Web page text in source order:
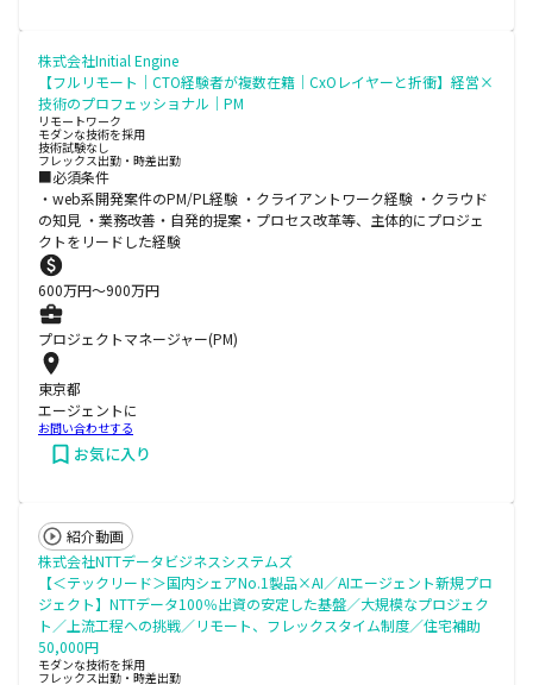
株式会社Initial Engine
【フルリモート｜CTO経験者が複数在籍｜CxOレイヤーと折衝】経営×
技術のプロフェッショナル｜PM
リモートワーク
モダンな技術を採用
技術試験なし
フレックス出勤・時差出勤
■必須条件
・web系開発案件のPM/PL経験 ・クライアントワーク経験 ・クラウド
の知見 ・業務改善・自発的提案・プロセス改革等、主体的にプロジェ
クトをリードした経験
600万円〜900万円
プロジェクトマネージャー(PM)
東京都
エージェントに
お問い合わせする
お気に入り
紹介動画
株式会社NTTデータビジネスシステムズ
【＜テックリード＞国内シェアNo.1製品×AI／AIエージェント新規プロ
ジェクト】NTTデータ100％出資の安定した基盤／大規模なプロジェク
ト／上流工程への挑戦／リモート、フレックスタイム制度／住宅補助
50,000円
モダンな技術を採用
フレックス出勤・時差出勤